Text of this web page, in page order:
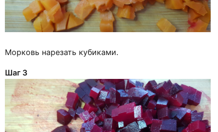
Морковь нарезать кубиками.
Шаг 3